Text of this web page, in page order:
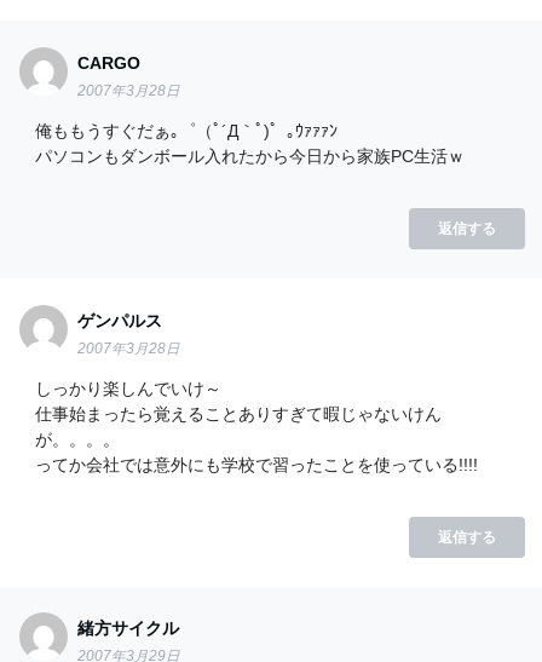
CARGO
2007年3月28日
俺ももうすぐだぁ｡゜（ﾟ´Д｀ﾟ)゜｡ｳｧｧｧﾝ
パソコンもダンボール入れたから今日から家族PC生活ｗ
返信する
ゲンパルス
2007年3月28日
しっかり楽しんでいけ～
仕事始まったら覚えることありすぎて暇じゃないけん
が。。。。
ってか会社では意外にも学校で習ったことを使っている!!!!
返信する
緒方サイクル
2007年3月29日